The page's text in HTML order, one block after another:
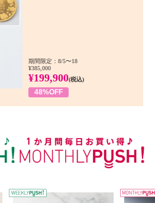
期間限定：8/5〜18
¥385,000
¥199,900(税込)
48%OFF
WEEKLY PUSH